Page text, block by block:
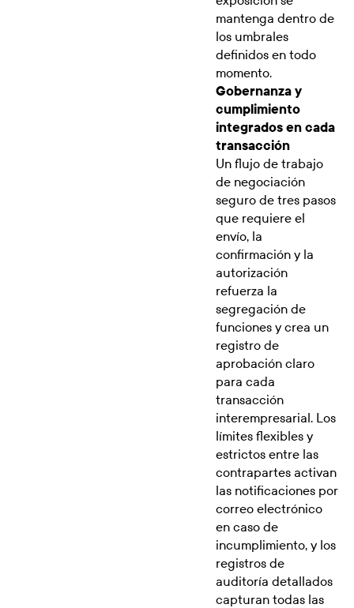
mantenga dentro de
los umbrales
definidos en todo
momento.
Gobernanza y
cumplimiento
integrados en cada
transacción
Un flujo de trabajo
de negociación
seguro de tres pasos
que requiere el
envío, la
confirmación y la
autorización
refuerza la
segregación de
funciones y crea un
registro de
aprobación claro
para cada
transacción
interempresarial. Los
límites flexibles y
estrictos entre las
contrapartes activan
las notificaciones por
correo electrónico
en caso de
incumplimiento, y los
registros de
auditoría detallados
capturan todas las